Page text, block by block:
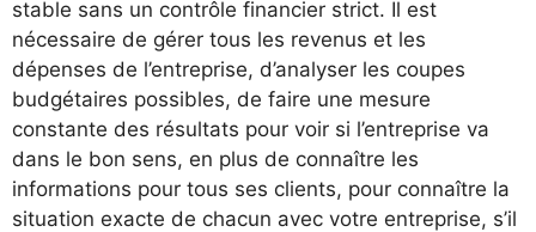
stable sans un contrôle financier strict. Il est
nécessaire de gérer tous les revenus et les
dépenses de l’entreprise, d’analyser les coupes
budgétaires possibles, de faire une mesure
constante des résultats pour voir si l’entreprise va
dans le bon sens, en plus de connaître les
informations pour tous ses clients, pour connaître la
situation exacte de chacun avec votre entreprise, s’il